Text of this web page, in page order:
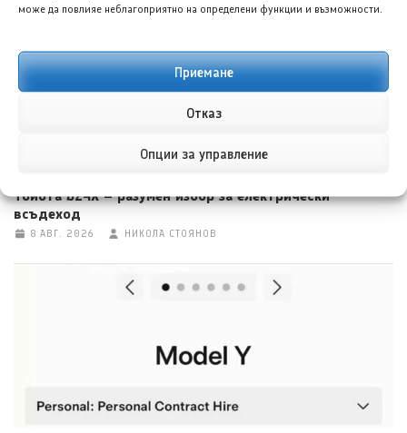
може да повлияе неблагоприятно на определени функции и възможности.
Приемане
Отказ
Опции за управление
Тойота bZ4X – разумен избор за електрически
всъдеход
8 АВГ. 2026 НИКОЛА СТОЯНОВ